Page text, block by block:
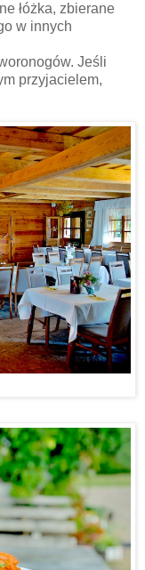
łóżka, zbierane
w innych
Jeśli
przyjacielem,